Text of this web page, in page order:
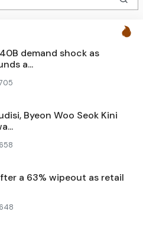
demand shock as
a...
Byeon Woo Seok Kini
658
a 63% wipeout as retail
648